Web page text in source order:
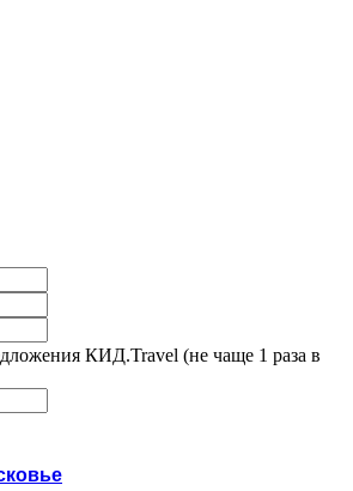
КИД.Travel (не чаще 1 раза в